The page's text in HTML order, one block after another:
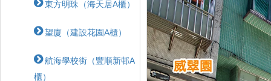
東方明珠（海天居A櫃）
望廈（建設花園A櫃）
航海學校街（豐順新邨A
櫃）